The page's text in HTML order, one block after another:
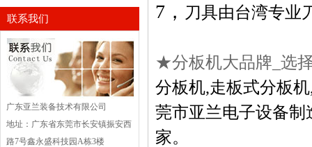
联系我们
广东亚兰装备技术有限公司
地址：广东省东莞市长安镇振安西
路7号鑫永盛科技园A栋3楼
7， 刀具由台湾专业
★分板机大品牌 选
分板机,走板式分板机
莞市亚兰电子设备制
家。